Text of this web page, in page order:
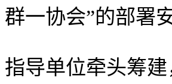
群一协会”的部署
指导单位牵头筹